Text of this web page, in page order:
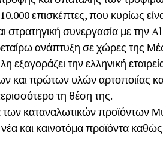
επισκέπτες, που κυρίως
στρατηγική συνεργασία με
ανάπτυξη σε χώρες της
εξαγοράζει την ελληνική
και πρώτων υλών αρτοποιίας
τη θέση της.
καταναλωτικών προϊόντων
και καινοτόμα προϊόντα